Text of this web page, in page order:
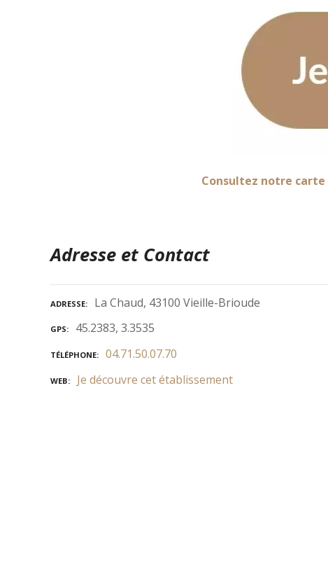
Consultez notre carte
Adresse et Contact
ADRESSE La Chaud, 43100 Vieille-Brioude
GPS 45.2383, 3.3535
TÉLÉPHONE 04.71.50.07.70
WEB Je découvre cet établissement